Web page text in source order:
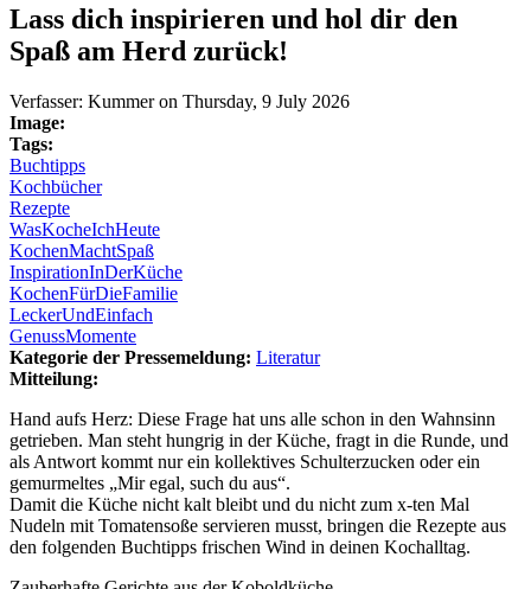
Lass dich inspirieren und hol dir den
Spaß am Herd zurück!
Verfasser: Kummeron Thursday, 9 July 2026
Image:
Tags:
Buchtipps
Kochbücher
Rezepte
WasKocheIchHeute
KochenMachtSpaß
InspirationInDerKüche
KochenFürDieFamilie
LeckerUndEinfach
GenussMomente
Kategorie der Pressemeldung: Literatur
Mitteilung:
Hand aufs Herz: Diese Frage hat uns alle schon in den Wahnsinn
getrieben. Man steht hungrig in der Küche, fragt in die Runde, und
als Antwort kommt nur ein kollektives Schulterzucken oder ein
gemurmeltes „Mir egal, such du aus“.
Damit die Küche nicht kalt bleibt und du nicht zum x-ten Mal
Nudeln mit Tomatensoße servieren musst, bringen die Rezepte aus
den folgenden Buchtipps frischen Wind in deinen Kochalltag.